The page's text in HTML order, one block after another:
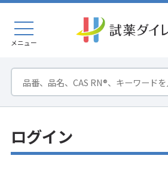
メニュー
ログイン